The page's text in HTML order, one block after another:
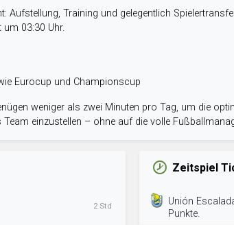
Aufstellung, Training und gelegentlich
03:30 Uhr.
Eurocup und Championscup
weniger als zwei Minuten pro Tag, um die
einzustellen – ohne auf die volle
2 Std
Zeitspiel
Unión
Punkte.